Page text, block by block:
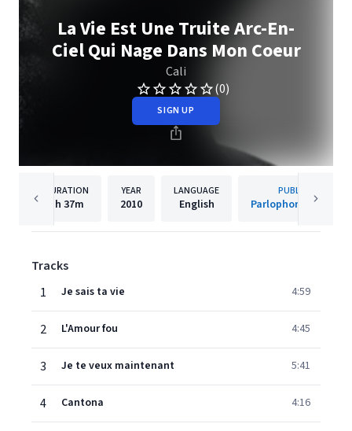
La Vie Est Une Truite Arc-En-
Ciel Qui Nage Dans Mon Coeur
Cali
(0)
SIGN UP
DURATION
1h 37m
YEAR
2010
LANGUAGE
English
PUBLISHER
Parlophone (France)
Tracks
1
Je sais ta vie 4:59
2 L'Amour fou 4:45
3 Je te veux maintenant 5:41
4 Cantona 4:16